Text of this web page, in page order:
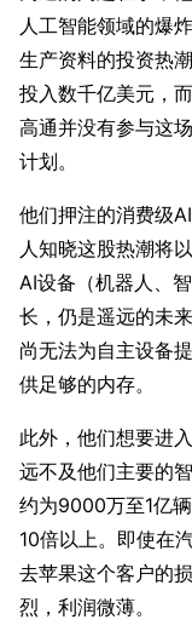
人工智能领域的爆
生产资料的投资热
投入数千亿美元，
高通并没有参与这
计划。
他们押注的消费级
人知晓这股热潮将
AI设备（机器人、
长，仍是遥远的未
尚无法为自主设备
供足够的内存。
此外，他们想要进
远不及他们主要的
约为9000万至1亿
10倍以上。即使在
去苹果这个客户的
烈，利润微薄。